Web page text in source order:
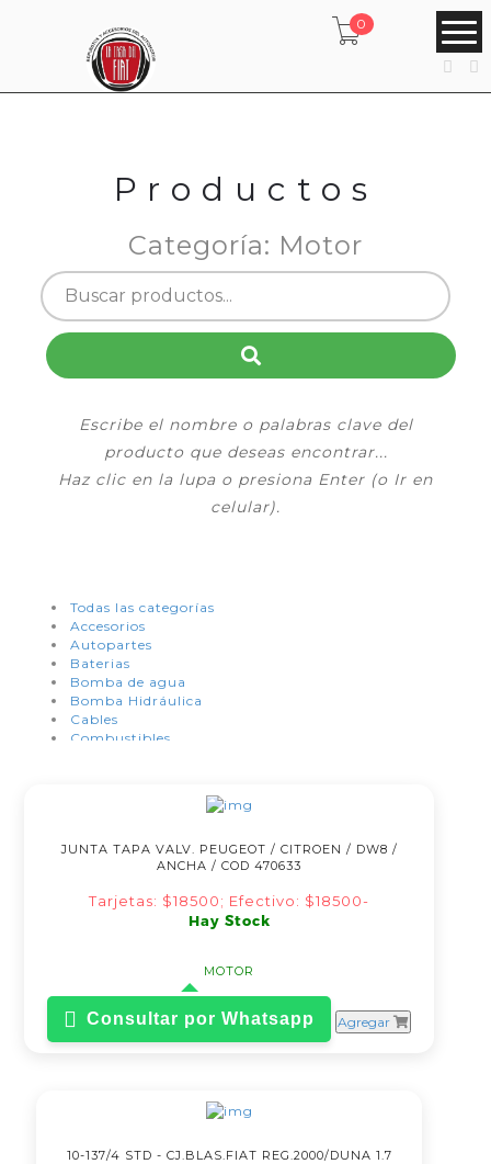
0
Productos
Categoría: Motor
Escribe el nombre o palabras clave del
producto que deseas encontrar...
Haz clic en la lupa o presiona Enter (o Ir en
celular).
Todas las categorías
Accesorios
Autopartes
Baterias
Bomba de agua
Bomba Hidráulica
Cables
Combustibles
Cosmética del Automotor
Electricidad
Electroventiladores
Distribución
Iluminación
Juntas-Inyecciones-Bujías
Refrigeración
JUNTA TAPA VALV. PEUGEOT / CITROEN / DW8 /
ANCHA / COD 470633
Tarjetas: $18500; Efectivo: $18500-
Hay Stock
MOTOR
Consultar por Whatsapp Agregar
10-137/4 STD - CJ.BLAS.FIAT REG.2000/DUNA 1.7